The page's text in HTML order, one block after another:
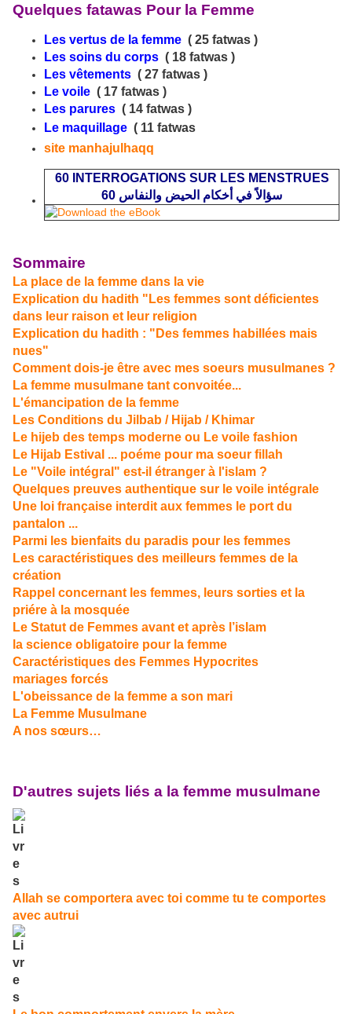
Quelques fatawas Pour la Femme
Les vertus de la femme ( 25 fatwas )
Les soins du corps ( 18 fatwas )
Les vêtements ( 27 fatwas )
Le voile ( 17 fatwas )
Les parures ( 14 fatwas )
Le maquillage ( 11 fatwas
site manhajulhaqq
60 INTERROGATIONS SUR LES MENSTRUES
60 سؤالاً في أخكام الحيض والنفاس
Sommaire
La place de la femme dans la vie
Explication du hadith "Les femmes sont déficientes
dans leur raison et leur religion
Explication du hadith : "Des femmes habillées mais
nues"
Comment dois-je être avec mes soeurs musulmanes ?
La femme musulmane tant convoitée...
L'émancipation de la femme
Les Conditions du Jilbab / Hijab / Khimar
Le hijeb des temps moderne ou Le voile fashion
Le Hijab Estival ... poéme pour ma soeur fillah
Le "Voile intégral" est-il étranger à l'islam ?
Quelques preuves authentique sur le voile intégrale
Une loi française interdit aux femmes le port du
pantalon ...
Parmi les bienfaits du paradis pour les femmes
Les caractéristiques des meilleurs femmes de la
création
Rappel concernant les femmes, leurs sorties et la
priére à la mosquée
Le Statut de Femmes avant et après l’islam
la science obligatoire pour la femme
Caractéristiques des Femmes Hypocrites
mariages forcés
L'obeissance de la femme a son mari
La Femme Musulmane
A nos sœurs…
D'autres sujets liés a la femme musulmane
Allah se comportera avec toi comme tu te comportes
avec autrui